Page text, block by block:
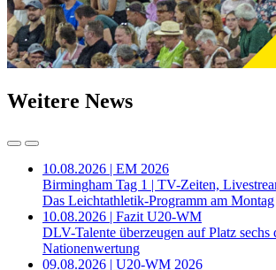
Weitere News
10.08.2026 | EM 2026
Birmingham Tag 1 | TV-Zeiten,
Das Leichtathletik-Programm am Montag
10.08.2026 | Fazit U20-WM
DLV-Talente überzeugen auf Platz sechs
Nationenwertung
09.08.2026 | U20-WM 2026